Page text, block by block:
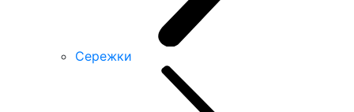
Сережки